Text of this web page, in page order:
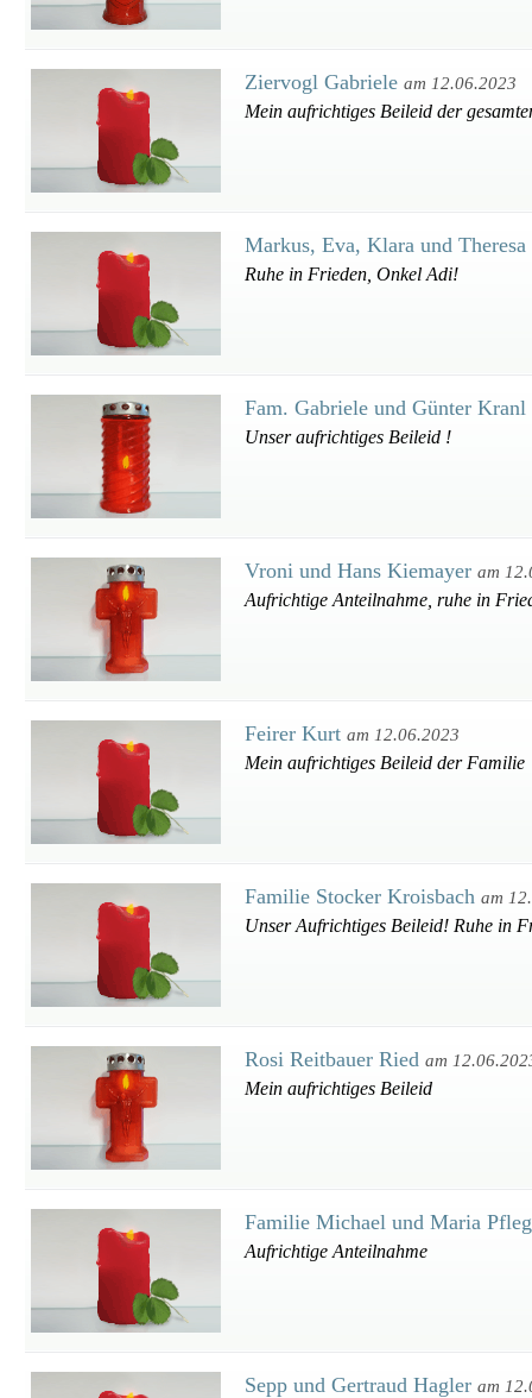
Ziervogl Gabriele am 12.06.2023
Mein aufrichtiges Beileid der
Markus, Eva, Klara und Theresa
Ruhe in Frieden, Onkel Adi!
Fam. Gabriele und Günter Kranl
Unser aufrichtiges Beileid !
Vroni und Hans Kiemayer am
Aufrichtige Anteilnahme, ruhe in
Feirer Kurt am 12.06.2023
Mein aufrichtiges Beileid der Familie
Familie Stocker Kroisbach am
Unser Aufrichtiges Beileid! Ruhe in
Rosi Reitbauer Ried am
Mein aufrichtiges Beileid
Familie Michael und Maria
Aufrichtige Anteilnahme
Sepp und Gertraud Hagler am